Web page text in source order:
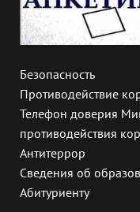
Безопасность
Противодействие
Телефон доверия
противодействия
Антитеррор
Сведения об
Абитуриенту